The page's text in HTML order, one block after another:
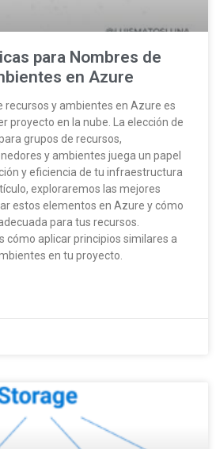
para Nombres de
en Azure
recursos y ambientes en Azure es
proyecto en la nube. La elección de
grupos de recursos,
y ambientes juega un papel
y eficiencia de tu infraestructura
exploraremos las mejores
estos elementos en Azure y cómo
para tus recursos.
cómo aplicar principios similares a
en tu proyecto.